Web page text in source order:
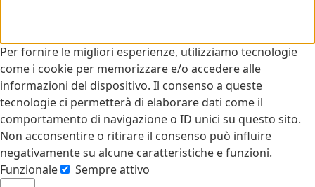
Per fornire le migliori esperienze, utilizziamo tecnologie
come i cookie per memorizzare e/o accedere alle
informazioni del dispositivo. Il consenso a queste
tecnologie ci permetterà di elaborare dati come il
comportamento di navigazione o ID unici su questo sito.
Non acconsentire o ritirare il consenso può influire
negativamente su alcune caratteristiche e funzioni.
Funzionale
Sempre attivo